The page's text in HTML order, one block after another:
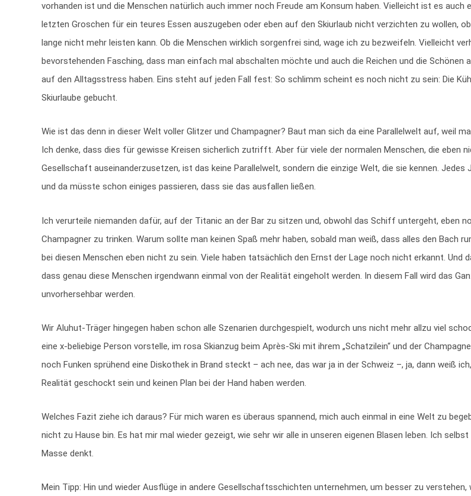
vorhanden ist und die Menschen natürlich auch immer noch Freude am Konsum haben. Vielleicht ist es auch
letzten Groschen für ein teures Essen auszugeben oder eben auf den Skiurlaub nicht verzichten zu wollen,
lange nicht mehr leisten kann. Ob die Menschen wirklich sorgenfrei sind, wage ich zu bezweifeln. Vielleicht
bevorstehenden Fasching, dass man einfach mal abschalten möchte und auch die Reichen und die Schönen
auf den Alltagsstress haben. Eins steht auf jeden Fall fest: So schlimm scheint es noch nicht zu sein: Die
Skiurlaube gebucht.
Wie ist das denn in dieser Welt voller Glitzer und Champagner? Baut man sich da eine Parallelwelt auf, weil
Ich denke, dass dies für gewisse Kreisen sicherlich zutrifft. Aber für viele der normalen Menschen, die eben
Gesellschaft auseinanderzusetzen, ist das keine Parallelwelt, sondern die einzige Welt, die sie kennen.
und da müsste schon einiges passieren, dass sie das ausfallen ließen.
Ich verurteile niemanden dafür, auf der Titanic an der Bar zu sitzen und, obwohl das Schiff untergeht, eben
Champagner zu trinken. Warum sollte man keinen Spaß mehr haben, sobald man weiß, dass alles den Bach
bei diesen Menschen eben nicht zu sein. Viele haben tatsächlich den Ernst der Lage noch nicht erkannt. Und
dass genau diese Menschen irgendwann einmal von der Realität eingeholt werden. In diesem Fall wird das
unvorhersehbar werden.
Wir Aluhut-Träger hingegen haben schon alle Szenarien durchgespielt, wodurch uns nicht mehr allzu viel
eine x-beliebige Person vorstelle, im rosa Skianzug beim Après-Ski mit ihrem „Schatzilein“ und der
noch Funken sprühend eine Diskothek in Brand steckt – ach nee, das war ja in der Schweiz –, ja, dann weiß
Realität geschockt sein und keinen Plan bei der Hand haben werden.
Welches Fazit ziehe ich daraus? Für mich waren es überaus spannend, mich auch einmal in eine Welt zu
nicht zu Hause bin. Es hat mir mal wieder gezeigt, wie sehr wir alle in unseren eigenen Blasen leben. Ich
Masse denkt.
Mein Tipp: Hin und wieder Ausflüge in andere Gesellschaftsschichten unternehmen, um besser zu